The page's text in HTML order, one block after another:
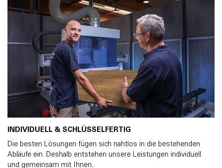
INDIVIDUELL & SCHLÜSSELFERTIG
Die besten Lösungen fügen sich nahtlos in die bestehenden
Abläufe ein. Deshalb entstehen unsere Leistungen individuell
und gemeinsam mit Ihnen.